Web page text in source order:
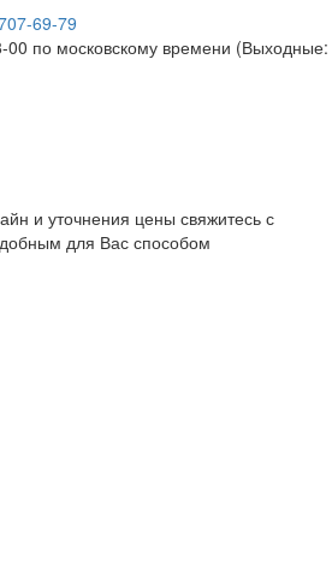
69-79
по московскому времени (Выходные:
и уточнения цены свяжитесь с
для Вас способом